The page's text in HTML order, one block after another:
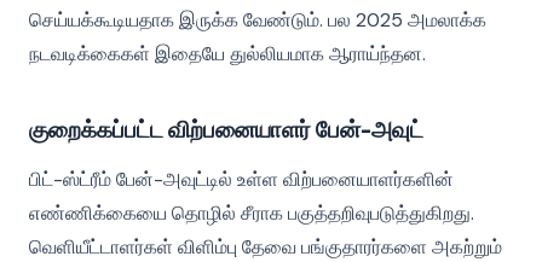
செய்யக்கூடியதாக இருக்க வேண்டும். பல 2025 அமலாக்க
நடவடிக்கைகள் இதையே துல்லியமாக ஆராய்ந்தன.
குறைக்கப்பட்ட விற்பனையாளர் பேன்-அவுட்
பிட்-ஸ்ட்ரீம் பேன்-அவுட்டில் உள்ள விற்பனையாளர்களின்
எண்ணிக்கையை தொழில் சீராக பகுத்தறிவுபடுத்துகிறது.
வெளியீட்டாளர்கள் விளிம்பு தேவை பங்குதாரர்களை அகற்றும்